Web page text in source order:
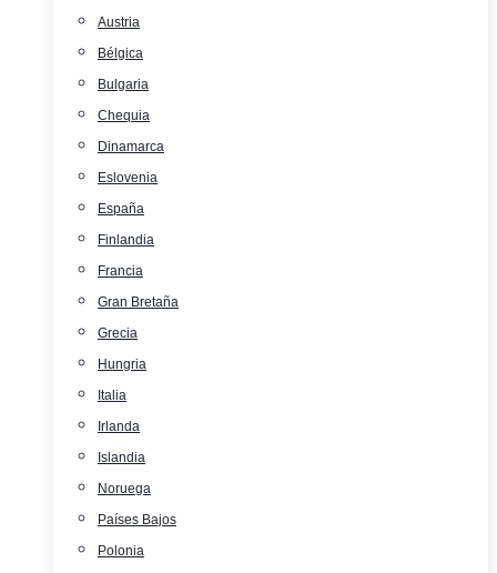
Austria
Bélgica
Bulgaria
Chequia
Dinamarca
Eslovenia
España
Finlandia
Francia
Gran Bretaña
Grecia
Hungria
Italia
Irlanda
Islandia
Noruega
Países Bajos
Polonia